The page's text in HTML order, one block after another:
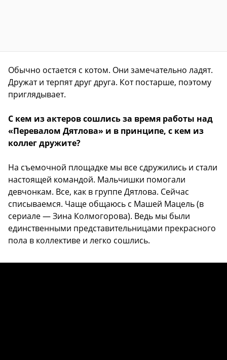
Обычно остается с котом. Они замечательно ладят.
Дружат и терпят друг друга. Кот постарше, поэтому
приглядывает.
С кем из актеров сошлись за время работы над
«Перевалом Дятлова» и в принципе, с кем из
коллег дружите?
На съемочной площадке мы все сдружились и стали
настоящей командой. Мальчишки помогали
девчонкам. Все, как в группе Дятлова. Сейчас
списываемся. Чаще общаюсь с Машей Мацель (в
сериале — Зина Колмогорова). Ведь мы были
единственными представительницами прекрасного
пола в коллективе и легко сошлись.